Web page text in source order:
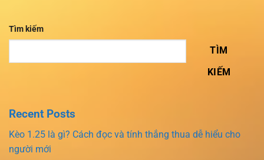
Tìm kiếm
TÌM
KIẾM
Recent Posts
Kèo 1.25 là gì? Cách đọc và tính thắng thua dễ hiểu cho
người mới